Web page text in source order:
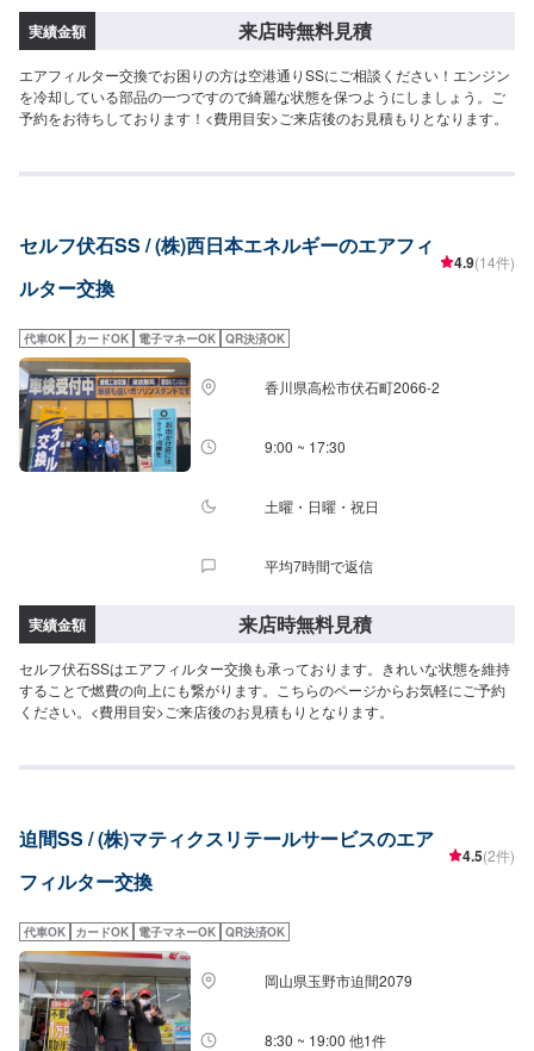
実績金額 来店時無料見積
エアフィルター交換でお困りの方は空港通りSSにご相談ください！エンジン
を冷却している部品の一つですので綺麗な状態を保つようにしましょう。ご
予約をお待ちしております！<費用目安>ご来店後のお見積もりとなります。
セルフ伏石SS / (株)西日本エネルギーのエアフィ
ルター交換
4.9(14件)
代車OK カードOK 電子マネーOK QR決済OK
香川県高松市伏石町2066-2
9:00 ~ 17:30
土曜・日曜・祝日
平均7時間で返信
実績金額 来店時無料見積
セルフ伏石SSはエアフィルター交換も承っております。きれいな状態を維持
することで燃費の向上にも繋がります。こちらのページからお気軽にご予約
ください。<費用目安>ご来店後のお見積もりとなります。
迫間SS / (株)マティクスリテールサービスのエア
フィルター交換
4.5(2件)
代車OK カードOK 電子マネーOK QR決済OK
岡山県玉野市迫間2079
8:30 ~ 19:00 他1件